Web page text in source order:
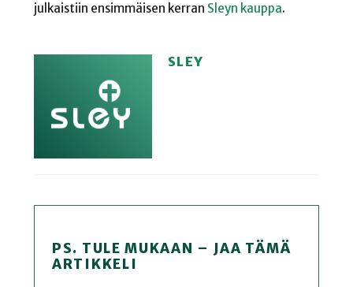
julkaistiin ensimmäisen kerran Sleyn kauppa.
SLEY
PS. TULE MUKAAN – JAA TÄMÄ
ARTIKKELI